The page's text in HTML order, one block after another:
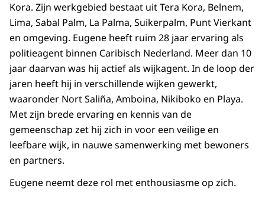
Kora. Zijn werkgebied bestaat uit Tera Kora, Belnem,
Lima, Sabal Palm, La Palma, Suikerpalm, Punt Vierkant
en omgeving. Eugene heeft ruim 28 jaar ervaring als
politieagent binnen Caribisch Nederland. Meer dan 10
jaar daarvan was hij actief als wijkagent. In de loop der
jaren heeft hij in verschillende wijken gewerkt,
waaronder Nort Saliña, Amboina, Nikiboko en Playa.
Met zijn brede ervaring en kennis van de
gemeenschap zet hij zich in voor een veilige en
leefbare wijk, in nauwe samenwerking met bewoners
en partners.
Eugene neemt deze rol met enthousiasme op zich.